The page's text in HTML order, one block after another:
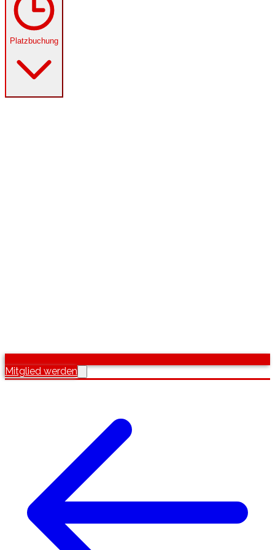
Platzbuchung
Mitglied werden